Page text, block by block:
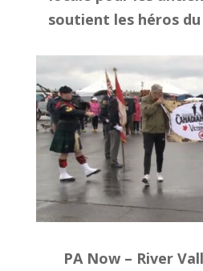
soutient les héros
PA Now – River